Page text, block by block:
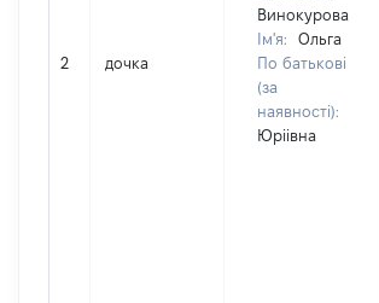
2 дочка
Винокурова
Ім'я:
Ольга
По батькові
(за
наявності):
Юріівна